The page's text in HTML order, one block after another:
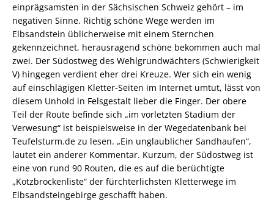
einprägsamsten in der Sächsischen Schweiz gehört – im
negativen Sinne. Richtig schöne Wege werden im
Elbsandstein üblicherweise mit einem Sternchen
gekennzeichnet, herausragend schöne bekommen auch mal
zwei. Der Südostweg des Wehlgrundwächters (Schwierigkeit
V) hingegen verdient eher drei Kreuze. Wer sich ein wenig
auf einschlägigen Kletter-Seiten im Internet umtut, lässt von
diesem Unhold in Felsgestalt lieber die Finger. Der obere
Teil der Route befinde sich „im vorletzten Stadium der
Verwesung“ ist beispielsweise in der Wegedatenbank bei
Teufelsturm.de zu lesen. „Ein unglaublicher Sandhaufen“,
lautet ein anderer Kommentar. Kurzum, der Südostweg ist
eine von rund 90 Routen, die es auf die berüchtigte
„Kotzbrockenliste“ der fürchterlichsten Kletterwege im
Elbsandsteingebirge geschafft haben.